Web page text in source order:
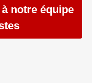
notre équipe